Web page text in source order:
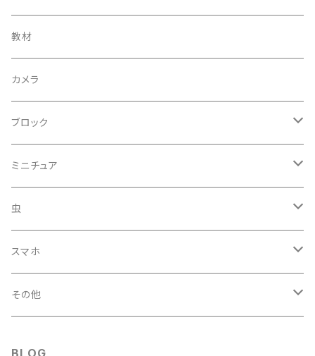
その他
教材
カメラ
ブロック
LEGO
ミニチュア
建築模型
ミニチュア家具
その他の模型
虫
蝶
スマホ
iPhone
その他
BLOG